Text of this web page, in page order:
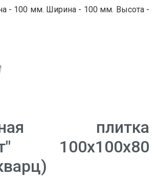
- 100 мм. Ширина - 100 мм. Высота -
плитка
100х100х80